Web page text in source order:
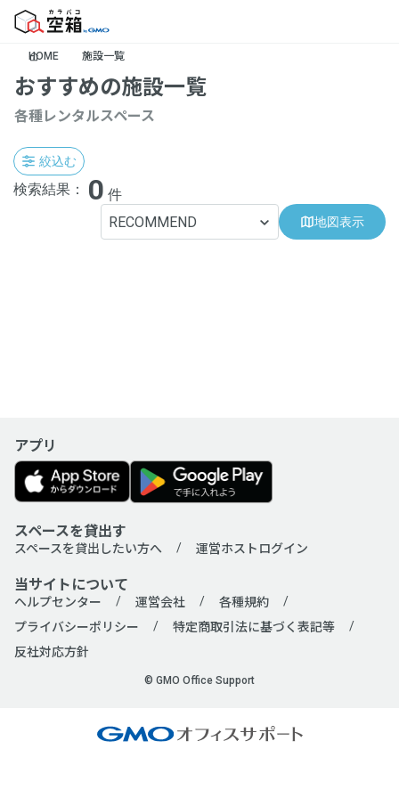
HOME 施設一覧
おすすめの施設一覧
各種レンタルスペース
絞込む
検索結果： 0 件
RECOMMEND
地図表示
会場タイプ
すべて 貸し会議室 セミナー会場
展示会場 カラオケボックス（ビジネス用）
イベントスペース 撮影スタジオ
音楽スタジオ ハウススタジオ
レンタルキッチン
トレーニングジム
アプリ
スペースを貸出す
スペースを貸出したい方へ 運営ホストログイン
当サイトについて
ヘルプセンター 運営会社
各種規約
プライバシーポリシー
特定商取引法に基づく表記等
反社対応方針
© GMO Office Support